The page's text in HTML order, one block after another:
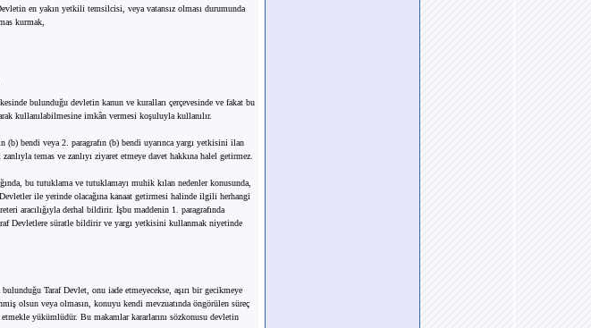
en yakın yetkili temsilcisi, veya vatansız olması durumunda
kurmak,
bulunduğu devletin kanun ve kuralları çerçevesinde ve fakat bu
kullanılabilmesine imkân vermesi koşuluyla kullanılır.
(b) bendi veya 2. paragrafın (b) bendi uyarınca yargı yetkisini ilan
temas ve zanlıyı ziyaret etmeye davet hakkına halel getirmez.
bu tutuklama ve tutuklamayı muhik kılan nedenler konusunda,
ile yerinde olacağına kanaat getirmesi halinde ilgili herhangi
aracılığıyla derhal bildirir. İşbu maddenin 1. paragrafında
Devletlere süratle bildirir ve yargı yetkisini kullanmak niyetinde
Taraf Devlet, onu iade etmeyecekse, aşırı bir gecikmeye
olsun veya olmasın, konuyu kendi mevzuatında öngörülen süreç
yükümlüdür. Bu makamlar kararlarını sözkonusu devletin